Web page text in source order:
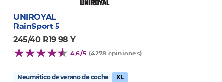
UNIROYAL
RainSport 5
245/40 R19 98 Y
4,6/5 (4278 opiniones)
Neumático de verano de coche XL